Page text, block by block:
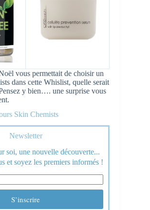
vous permettait de choisir un
dans cette Whislist, quelle serait
y bien…. une surprise vous
Skin Chemists
Newsletter
soi, une nouvelle découverte...
et soyez les premiers informés !
S’inscrire